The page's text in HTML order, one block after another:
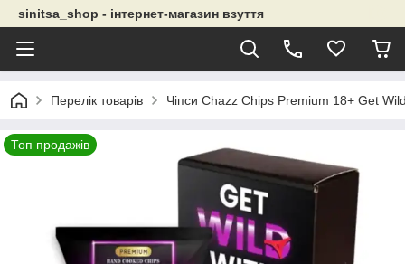
sinitsa_shop - інтернет-магазин взуття
Перелік товарів Чіпси Chazz Chips Premium 18+ Get
Топ продажів